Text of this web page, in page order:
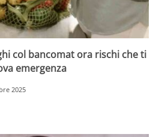
col bancomat ora rischi che ti
emergenza
2025